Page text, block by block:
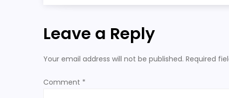
t
n
a
Leave a Reply
Your email address will not be published. Required
Comment *